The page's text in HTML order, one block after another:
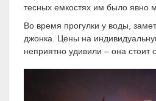
тесных емкостях им было явно
Во время прогулки у воды,
джонка. Цены на
неприятно удивили – она стоит